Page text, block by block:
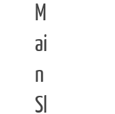
M
ai
n
Sl